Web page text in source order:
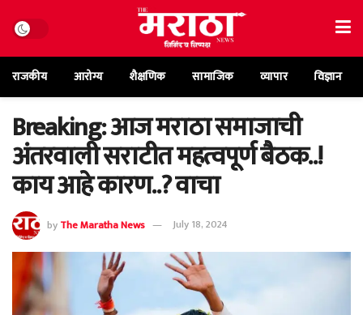
राजकीय आरोग्य शैक्षणिक सामाजिक व्यापार विज्ञान
Breaking: आज मराठा समाजाची
अंतरवाली सराटीत महत्वपूर्ण बैठक..!
काय आहे कारण..? वाचा
byThe Maratha News July 18, 2024